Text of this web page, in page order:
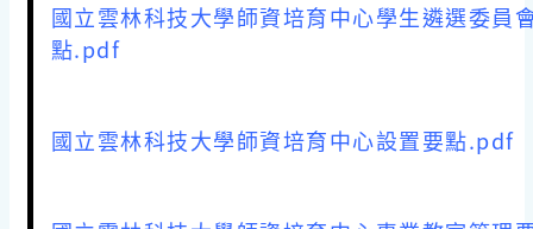
國立雲林科技大學師資培育中心學生遴選委員
點.pdf
國立雲林科技大學師資培育中心設置要點.pdf